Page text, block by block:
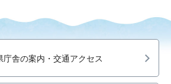
庁舎の案内・交通アクセス